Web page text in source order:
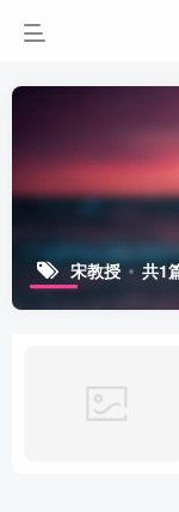
宋教授 共1